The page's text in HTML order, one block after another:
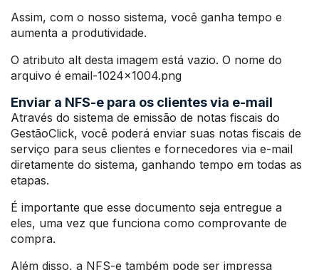
Assim, com o nosso sistema, você ganha tempo e
aumenta a produtividade.
O atributo alt desta imagem está vazio. O nome do
arquivo é email-1024×1004.png
Enviar a NFS-e para os clientes via e-mail
Através do sistema de emissão de notas fiscais do
GestãoClick, você poderá enviar suas notas fiscais de
serviço para seus clientes e fornecedores via e-mail
diretamente do sistema, ganhando tempo em todas as
etapas.
É importante que esse documento seja entregue a
eles, uma vez que funciona como comprovante de
compra.
Além disso, a NFS-e também pode ser impressa